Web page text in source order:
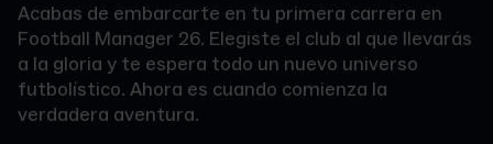
Acabas de embarcarte en tu primera carrera en
Football Manager 26. Elegiste el club al que llevarás
a la gloria y te espera todo un nuevo universo
futbolístico. Ahora es cuando comienza la
verdadera aventura.